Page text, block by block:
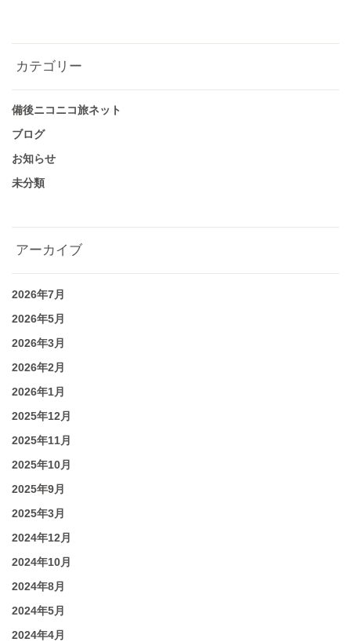
カテゴリー
備後ニコニコ旅ネット
ブログ
お知らせ
未分類
アーカイブ
2026年7月
2026年5月
2026年3月
2026年2月
2026年1月
2025年12月
2025年11月
2025年10月
2025年9月
2025年3月
2024年12月
2024年10月
2024年8月
2024年5月
2024年4月